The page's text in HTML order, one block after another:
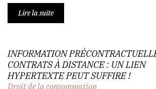
Lire la suite
INFORMATION
CONTRATS À DISTANCE : UN LIEN
HYPERTEXTE PEUT SUFFIRE !
Droit de la consommation